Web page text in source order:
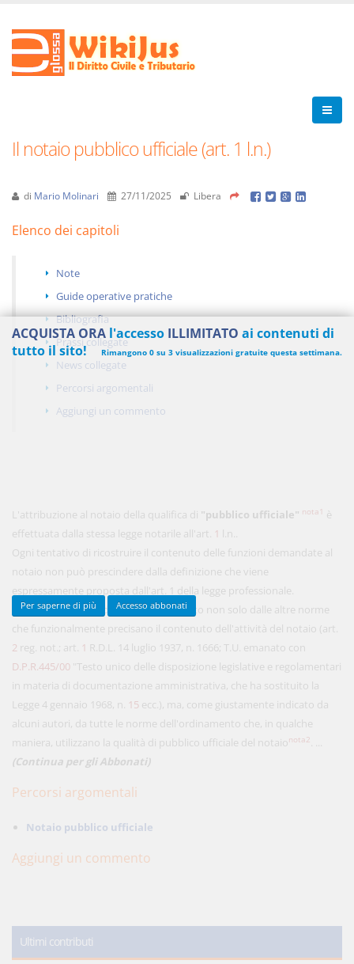
Il notaio pubblico ufficiale (art. 1 l.n.)
di Mario Molinari 27/11/2025 Libera
Elenco dei capitoli
Note
Guide operative pratiche
Bibliografia
Prassi collegate
News collegate
Percorsi argomentali
Aggiungi un commento
L'attribuzione al notaio della qualifica di "pubblico ufficiale" nota1 è
effettuata dalla stessa legge notarile all'art. 1 l.n..
Ogni tentativo di ricostruire il contenuto delle funzioni demandate al
notaio non può prescindere dalla definizione che viene
espressamente proposta dall'art. 1 della legge professionale.
Tale assunto, però, deve essere integrato non solo dalle altre norme
che funzionalmente precisano il contenuto dell'attività del notaio (art.
2 reg. not.; art. 1 R.D.L. 14 luglio 1937, n. 1666; T.U. emanato con
D.P.R.445/00 "Testo unico delle disposizione legislative e regolamentari
in materia di documentazione amministrativa, che ha sostituito la
Legge 4 gennaio 1968, n. 15 ecc.), ma, come giustamente indicato da
alcuni autori, da tutte le norme dell'ordinamento che, in qualche
maniera, utilizzano la qualità di pubblico ufficiale del notaionota2
(Continua per gli Abbonati)
Percorsi argomentali
Notaio pubblico ufficiale
Aggiungi un commento
Ultimi contributi
ACQUISTA ORA l'accesso ILLIMITATO ai contenuti di
tutto il sito!
Rimangono 0 su 3 visualizzazioni gratuite questa settimana.
450,00 €
48,00 € MENSILI
Acquista ora
Per saperne di più Accesso abbonati